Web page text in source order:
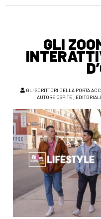
GLI
GLI SCRITTORI DELLA PORTA
AUTORE OSPITE,